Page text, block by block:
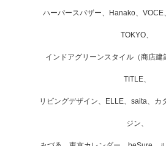
ハーパースバザー、Hanako、
TOKYO、
インドアグリーンスタイル（商店建
TITLE、
リビングデザイン、ELLE、saita、カ
ジン、